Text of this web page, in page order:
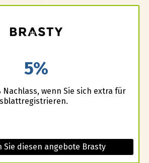
5%
Nachlass, wenn Sie sich extra für
Sie diesen angebote Brasty